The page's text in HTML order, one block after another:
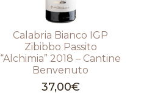
Calabria Bianco IGP
Zibibbo Passito
“Alchimia” 2018 – Cantine
Benvenuto
37,00€